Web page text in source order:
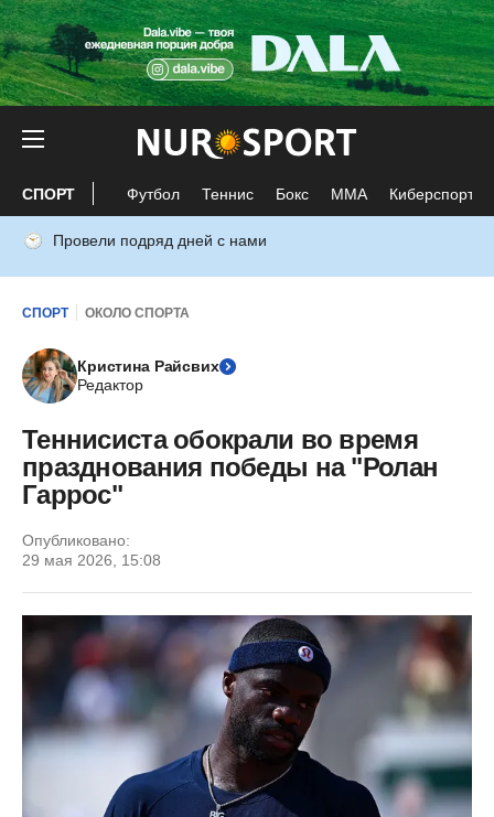
СПОРТ Футбол Теннис Бокс ММА Киберспорт
Провели подряд дней с нами
СПОРТ ОКОЛО СПОРТА
Кристина Райсвих
Редактор
Теннисиста обокрали во время
празднования победы на "Ролан
Гаррос"
Опубликовано:
29 мая 2026, 15:08